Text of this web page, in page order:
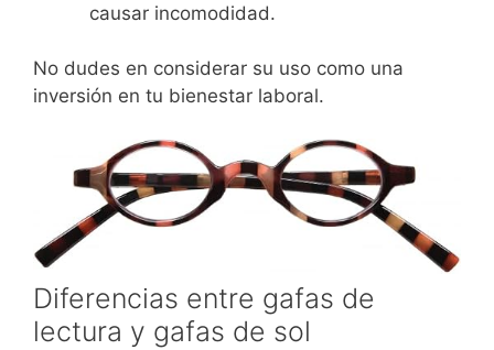
causar incomodidad.
No dudes en considerar su uso como una
inversión en tu bienestar laboral.
Diferencias entre gafas de
lectura y gafas de sol